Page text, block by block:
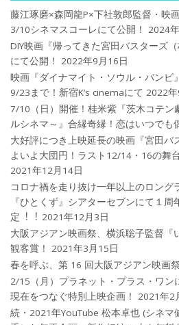
藤江琢磨×森岡龍P×下社敦郎監督・映画
3/10シネマスコーレにて公開！
2024
DIY映画『帰ってきた宮田バスターズ
にて公開！
2022年9月16日
映画『ダイナマイト・ソウル・バンビ
9/23まで！新宿K’s cinemaにて 2022
7/10（日）開催！桂米紫『茨木コテン
ルシネマ～』合縁奇縁！恋はいつでも
大好評につき上映延長の映画『宮田バ
よいよ大団円！ラスト12/14・16の舞
2021年12月14日
コロナ禍を⾛り抜け⼀年以上のロング
『ひとくず』シアターセブンにて１
定︕︕ 2021年12月3日
大阪アジアン映画祭、横浜聡子監督『
観客賞！
2021年3月15日
春を呼ぶ、第 16 回大阪アジアン映画
2/15（月）プラネット・プラス・ワン
現在をつなぐ特別上映企画！
2021年2
続・2021年YouTube 松本卓也 (シネマ